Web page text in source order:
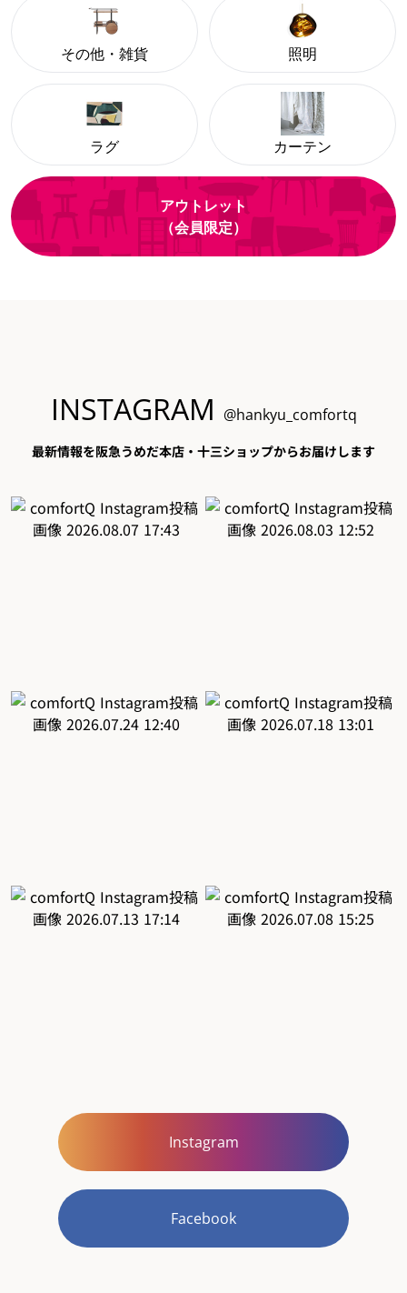
その他・雑貨 照明
ラグ カーテン
アウトレット
（会員限定）
INSTAGRAM @hankyu_comfortq
最新情報を阪急うめだ本店・十三ショップからお届けします
Instagram
Facebook